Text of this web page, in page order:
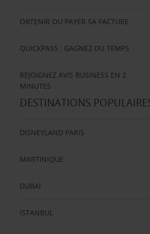
OBTENIR OU PAYER SA FACTURE
QUICKPASS : GAGNEZ DU TEMPS
REJOIGNEZ AVIS BUSINESS EN 2
MINUTES
DESTINATIONS
DISNEYLAND PARIS
MARTINIQUE
DUBAÏ
ISTANBUL